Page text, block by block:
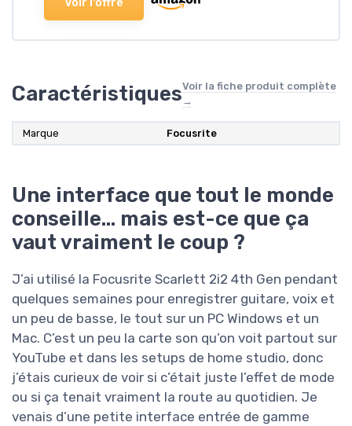
CaractéristiquesVoir la fiche produit complète
→
Marque Focusrite
Une interface que tout le monde
conseille… mais est-ce que ça
vaut vraiment le coup ?
J’ai utilisé la Focusrite Scarlett 2i2 4th Gen pendant
quelques semaines pour enregistrer guitare, voix et
un peu de basse, le tout sur un PC Windows et un
Mac. C’est un peu la carte son qu’on voit partout sur
YouTube et dans les setups de home studio, donc
j’étais curieux de voir si c’était juste l’effet de mode
ou si ça tenait vraiment la route au quotidien. Je
venais d’une petite interface entrée de gamme